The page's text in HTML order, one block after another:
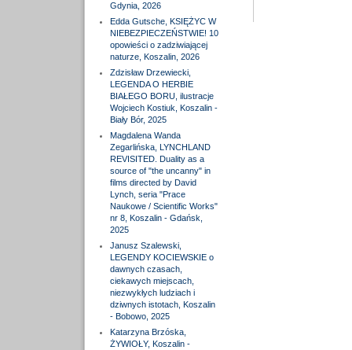
Gdynia, 2026
Edda Gutsche, KSIĘŻYC W
NIEBEZPIECZEŃSTWIE! 10
opowieści o zadziwiającej
naturze, Koszalin, 2026
Zdzisław Drzewiecki,
LEGENDA O HERBIE
BIAŁEGO BORU, ilustracje
Wojciech Kostiuk, Koszalin -
Biały Bór, 2025
Magdalena Wanda
Zegarlińska, LYNCHLAND
REVISITED. Duality as a
source of "the uncanny" in
films directed by David
Lynch, seria "Prace
Naukowe / Scientific Works"
nr 8, Koszalin - Gdańsk,
2025
Janusz Szalewski,
LEGENDY KOCIEWSKIE o
dawnych czasach,
ciekawych miejscach,
niezwykłych ludziach i
dziwnych istotach, Koszalin
- Bobowo, 2025
Katarzyna Brzóska,
ŻYWIOŁY, Koszalin -